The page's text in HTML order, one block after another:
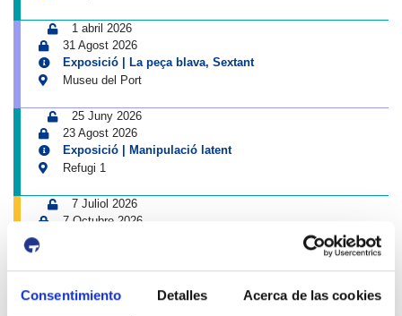
Consentimiento Detalles Acerca de las cookies
1 abril 2026
31 Agost 2026
Exposició | La peça blava, Sextant
Museu del Port
25 Juny 2026
23 Agost 2026
Exposició | Manipulació latent
Refugi 1
7 Juliol 2026
7 Octubre 2026